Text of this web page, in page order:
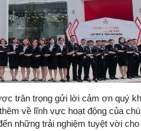
trân trọng gửi lời cảm ơn quý
về lĩnh vực hoạt động của
những trải nghiệm tuyệt vời